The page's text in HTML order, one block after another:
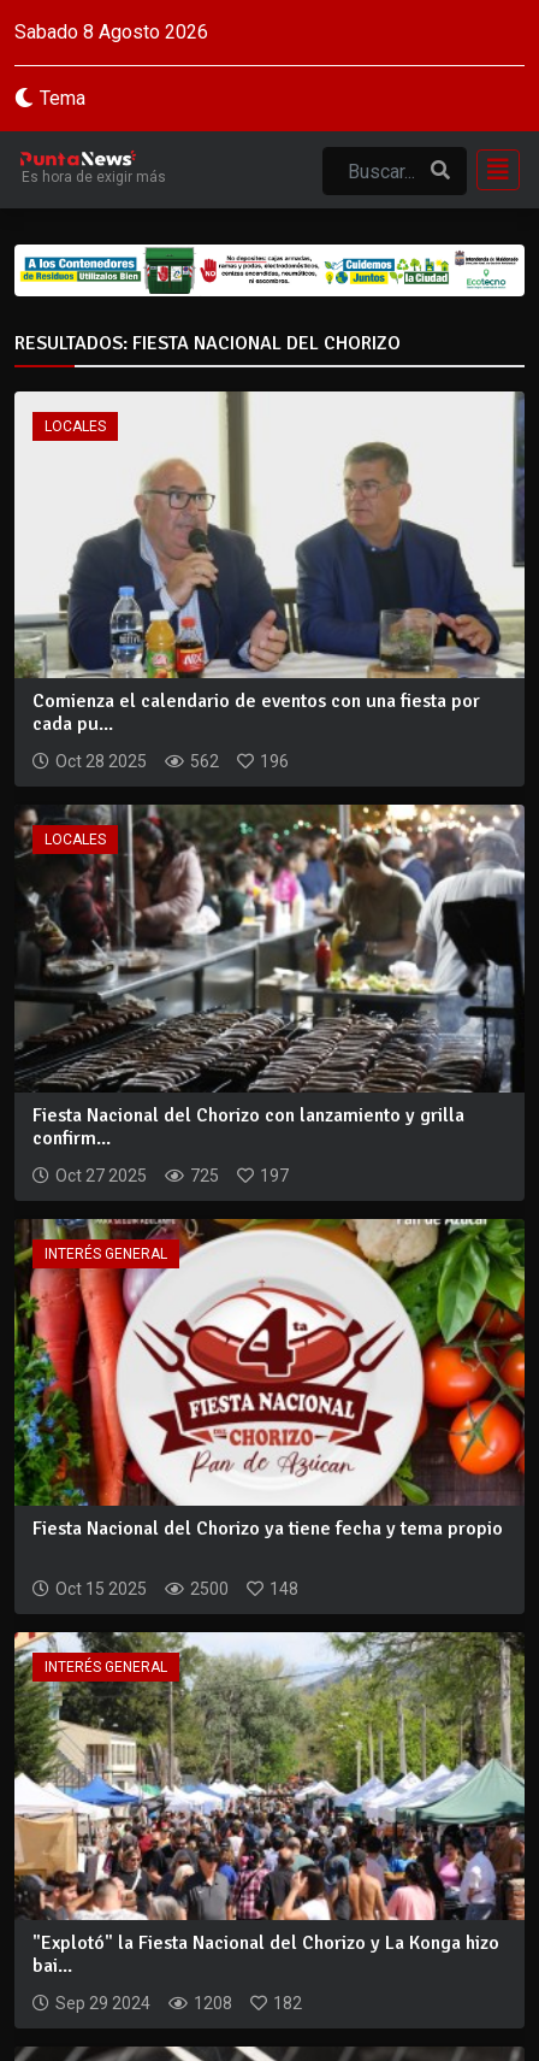
Sabado 8 Agosto 2026
Tema
Es hora de exigir más
RESULTADOS: FIESTA NACIONAL DEL CHORIZO
LOCALES
Comienza el calendario de eventos con una fiesta por
cada pu...
Oct 28 2025 562 196
LOCALES
Fiesta Nacional del Chorizo con lanzamiento y grilla
confirm...
Oct 27 2025 725 197
INTERÉS GENERAL
Fiesta Nacional del Chorizo ya tiene fecha y tema propio
Oct 15 2025 2500 148
INTERÉS GENERAL
"Explotó" la Fiesta Nacional del Chorizo y La Konga hizo
bai...
Sep 29 2024 1208 182